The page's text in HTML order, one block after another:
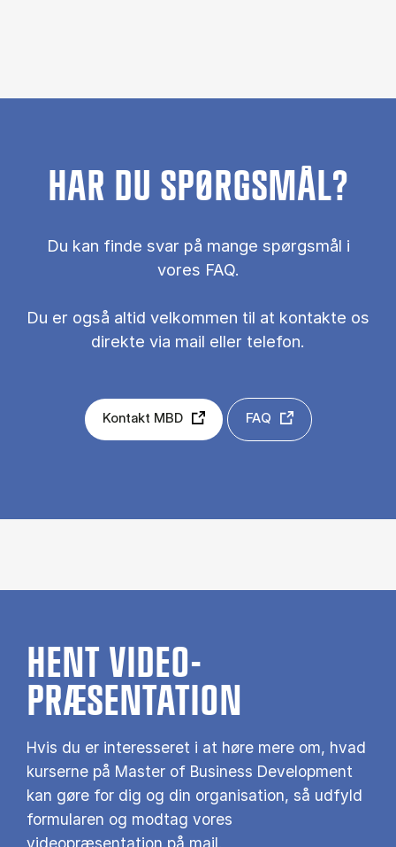
HAR DU SPØRGSMÅL?
Du kan finde svar på mange spørgsmål i
vores FAQ.
Du er også al­tid vel­kom­men til at kon­tak­te os
di­rek­te via mail el­ler te­le­fon.
Kontakt MBD FAQ
HENT VIDEO-
PRÆSENTATION
Hvis du er interesseret i at høre mere om, hvad
kurserne på Master of Business Development
kan gøre for dig og din organisation, så udfyld
formularen og modtag vores
videopræsentation på mail.